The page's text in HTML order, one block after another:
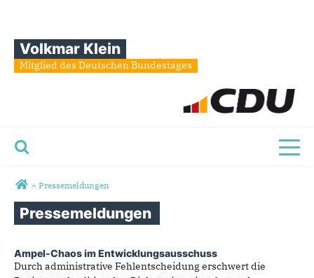
Volkmar Klein
Mitglied des Deutschen Bundestages
Sie sind hier
» Pressemeldungen
Pressemeldungen
Ampel-Chaos im Entwicklungsausschuss
Durch administrative Fehlentscheidung erschwert die